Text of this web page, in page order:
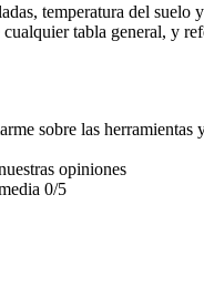
temperatura del suelo
tabla general, y
sobre las
opiniones
0/5